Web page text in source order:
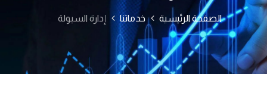
الصفحة الرئيسية خدماتنا إدارة السيولة